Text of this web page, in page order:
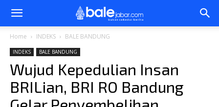
Bale
Jabar
Home INDEKS BALE BANDUNG
INDEKS BALE BANDUNG
Wujud Kepedulian Insan
BRILian, BRI RO Bandung